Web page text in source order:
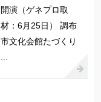
開演（ゲネプロ取
材：6月25日） 調布
市文化会館たづくり
...